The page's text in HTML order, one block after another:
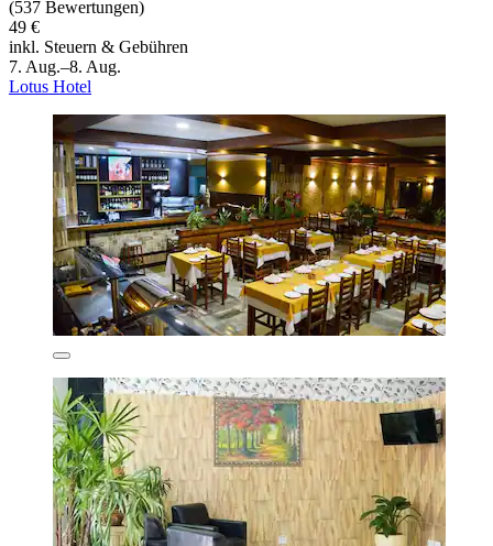
(537 Bewertungen)
49 €
inkl. Steuern & Gebühren
7. Aug.–8. Aug.
Lotus Hotel